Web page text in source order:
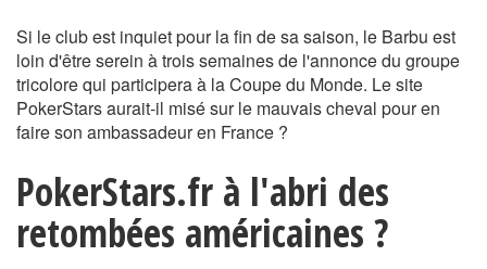
Si le club est inquiet pour la fin de sa saison, le Barbu est
loin d'être serein à trois semaines de l'annonce du groupe
tricolore qui participera à la Coupe du Monde. Le site
PokerStars aurait-il misé sur le mauvais cheval pour en
faire son ambassadeur en France ?
PokerStars.fr à l'abri des
retombées américaines ?